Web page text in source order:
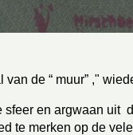
de “ muur” ,"
sfeer en argwaan uit
te merken op de